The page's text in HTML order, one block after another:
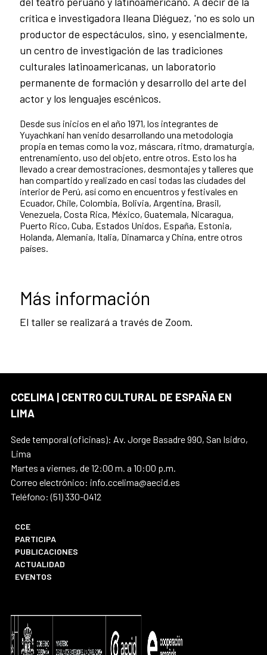
crítica e investigadora Ileana Diéguez, 'no es solo un
productor de espectáculos, sino, y esencialmente,
un centro de investigación de las tradiciones
culturales latinoamericanas, un laboratorio
permanente de formación y desarrollo del arte del
actor y los lenguajes escénicos.
Desde sus inicios en el año 1971, los integrantes de
Yuyachkani han venido desarrollando una metodología
propia en temas como la voz, máscara, ritmo, dramaturgia,
entrenamiento, uso del objeto, entre otros. Esto los ha
llevado a crear demostraciones, desmontajes y talleres que
han compartido y realizado en casi todas las ciudades del
interior de Perú, así como en encuentros y festivales en
Ecuador, Chile, Colombia, Bolivia, Argentina, Brasil,
Venezuela, Costa Rica, México, Guatemala, Nicaragua,
Puerto Rico, Cuba, Estados Unidos, España, Estonia,
Holanda, Alemania, Italia, Dinamarca y China, entre otros
países.
Más información
El taller se realizará a través de Zoom.
CCELIMA | CENTRO CULTURAL DE ESPAÑA EN
LIMA
Sede temporal (oficinas): Av. Jorge Basadre 990, San Isidro,
Lima
Martes a viernes, de 12:00 m. a 10:00 p.m.
Correo electrónico: info.ccelima@aecid.es
Teléfono: (51) 330-0412
CCE
PARTICIPA
PUBLICACIONES
ACTUALIDAD
EVENTOS